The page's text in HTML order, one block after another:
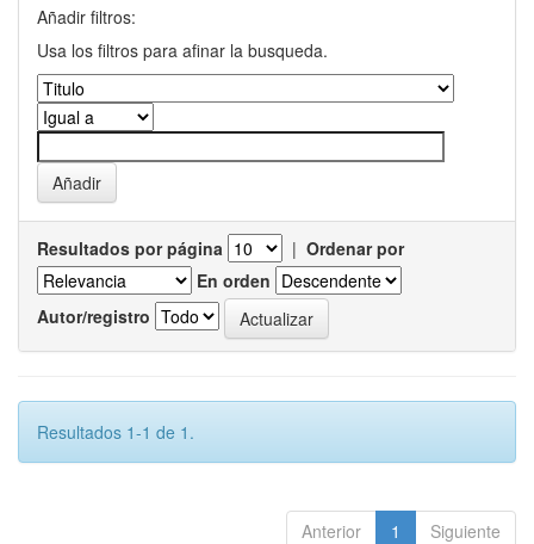
Añadir filtros:
Usa los filtros para afinar la busqueda.
Resultados por página | Ordenar por
En orden
Autor/registro
Resultados 1-1 de 1.
Anterior 1 Siguiente